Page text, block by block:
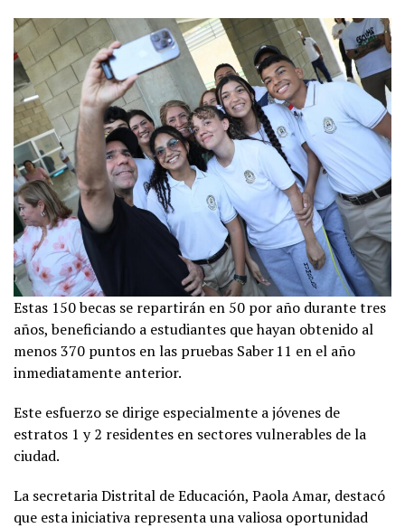
Estas 150 becas se repartirán en 50 por año durante tres
años, beneficiando a estudiantes que hayan obtenido al
menos 370 puntos en las pruebas Saber 11 en el año
inmediatamente anterior.
Este esfuerzo se dirige especialmente a jóvenes de
estratos 1 y 2 residentes en sectores vulnerables de la
ciudad.
La secretaria Distrital de Educación, Paola Amar, destacó
que esta iniciativa representa una valiosa oportunidad